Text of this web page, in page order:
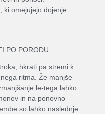
ki omejujejo dojenje
PO PORODU
hkrati pa stremi k
ritma. Že manjše
le-tega lahko
in na ponovno
so lahko naslednje: